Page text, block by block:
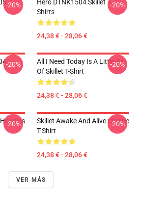
-20%
Hero DTNK1504 Skillet T-
Shirts
24,38 € - 28,06 €
-20%
-20%
All I Need Today Is A Little Bit
Of Skillet T-Shirt
24,38 € - 28,06 €
-20%
-20%
Skillet Awake And Alive Classic
T-Shirt
24,38 € - 28,06 €
-20%
VER MÁS